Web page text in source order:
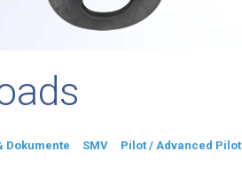
Dokumente SMV Pilot / Advanced Pilot